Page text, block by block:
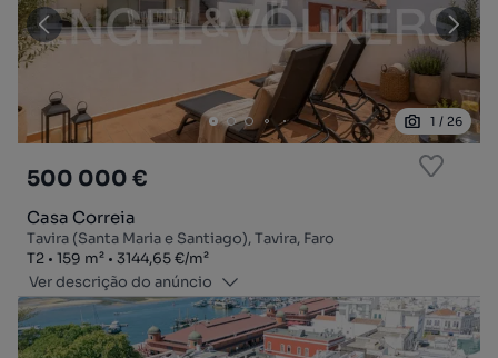
1 / 26
500 000 €
Casa Correia
Tavira (Santa Maria e Santiago), Tavira, Faro
Tipologia
T2
Zona159 m²
Preço por metro quadrado
3144,65 €/m²
Ver descrição do anúncio